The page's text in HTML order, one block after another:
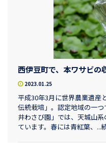
西伊豆町で、本ワサビの
2023.01.25
平成30年3月に世界農業遺産
伝統栽培」。認定地域の一
井わさび園」では、天城山
ています。春には青紅葉、...